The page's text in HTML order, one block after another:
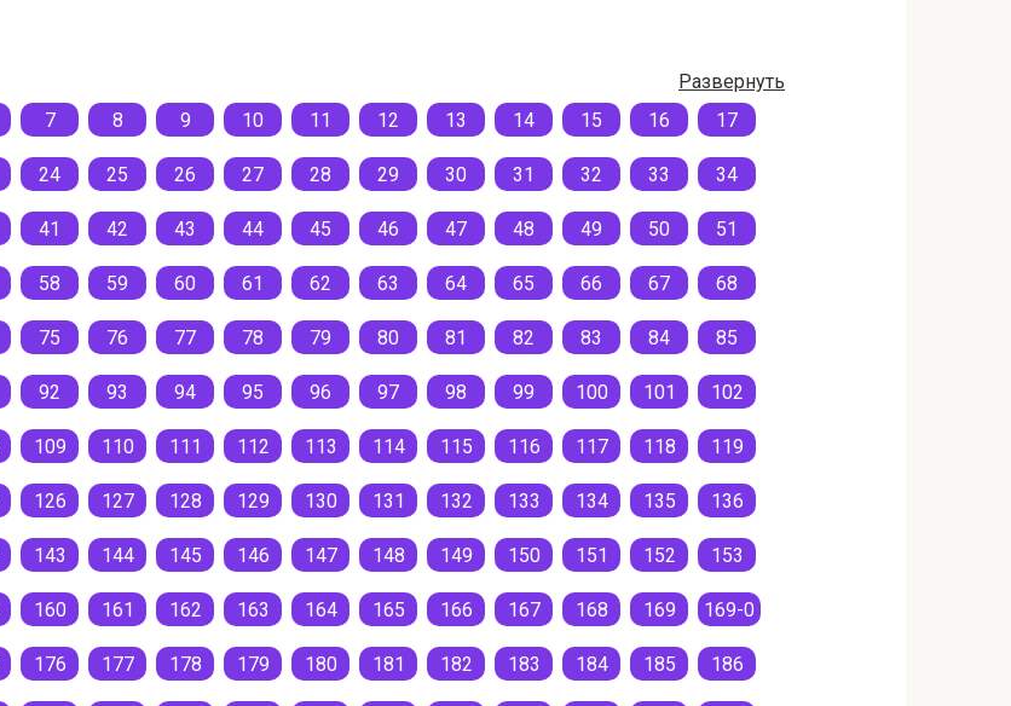
Развернуть
7 8 9 10 11 12 13 14 15 16 17
24 25 26 27 28 29 30 31 32 33 34
41 42 43 44 45 46 47 48 49 50 51
58 59 60 61 62 63 64 65 66 67 68
75 76 77 78 79 80 81 82 83 84 85
92 93 94 95 96 97 98 99 100 101 102
109 110 111 112 113 114 115 116 117 118 119
126 127 128 129 130 131 132 133 134 135 136
143 144 145 146 147 148 149 150 151 152 153
160 161 162 163 164 165 166 167 168 169 169-0
176 177 178 179 180 181 182 183 184 185 186